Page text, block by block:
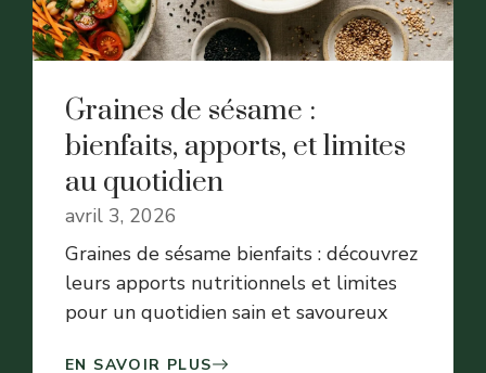
Graines de sésame :
bienfaits, apports, et limites
au quotidien
avril 3, 2026
Graines de sésame bienfaits : découvrez
leurs apports nutritionnels et limites
pour un quotidien sain et savoureux
EN SAVOIR PLUS